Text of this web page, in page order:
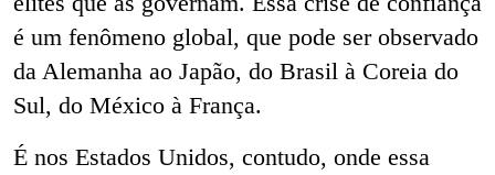
é um fenômeno global, que pode ser observado
da Alemanha ao Japão, do Brasil à Coreia do
Sul, do México à França.
É nos Estados Unidos, contudo, onde essa